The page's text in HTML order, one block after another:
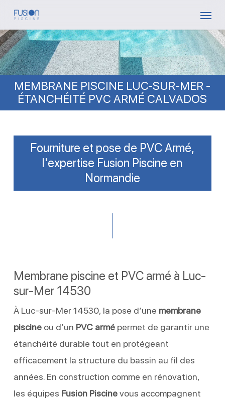
Skip
main
content
MEMBRANE PISCINE LUC-SUR-MER -
ÉTANCHÉITÉ PVC ARMÉ CALVADOS
Fourniture et pose de PVC Armé,
l'expertise Fusion Piscine en
Normandie
Membrane piscine et PVC armé à Luc-
sur-Mer 14530
À Luc-sur-Mer 14530, la pose d’une membrane
piscineou d’un PVC armépermet de garantir une
étanchéité durable tout en protégeant
efficacement la structure du bassin au fil des
années. En construction comme en rénovation,
les équipes Fusion Piscinevous accompagnent